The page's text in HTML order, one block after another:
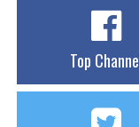
Top